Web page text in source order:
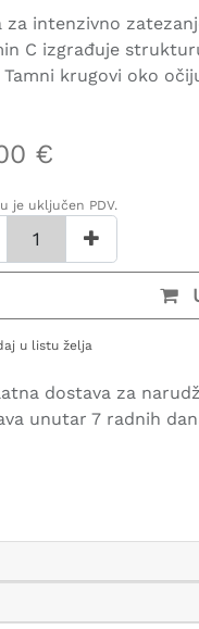
za intenzivno
C izgrađuje
Tamni krugovi oko
€
je uključen PDV.
u listu želja
dostava za
unutar 7 radnih